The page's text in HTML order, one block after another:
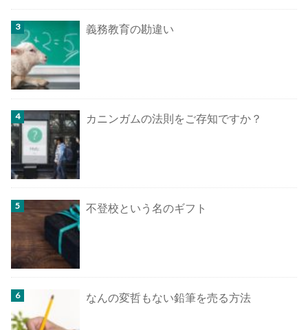
義務教育の勘違い
カニンガムの法則をご存知ですか？
不登校という名のギフト
なんの変哲もない鉛筆を売る方法